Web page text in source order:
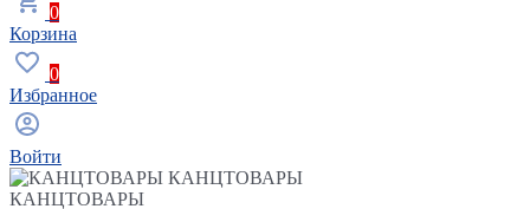
0
Корзина
0
Избранное
Войти
КАНЦТОВАРЫ
КАНЦТОВАРЫ